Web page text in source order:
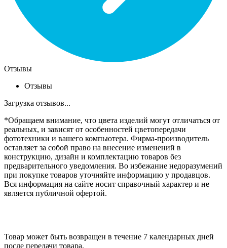
Отзывы
Отзывы
Загрузка отзывов...
*Обращаем внимание, что цвета изделий могут отличаться от
реальных, и зависят от особенностей цветопередачи
фототехники и вашего компьютера. Фирма-производитель
оставляет за собой право на внесение изменений в
конструкцию, дизайн и комплектацию товаров без
предварительного уведомления. Во избежание недоразумений
при покупке товаров уточняйте информацию у продавцов.
Вся информация на сайте носит справочный характер и не
является публичной офертой.
Товар может быть возвращен в течение 7 календарных дней
после передачи товара.